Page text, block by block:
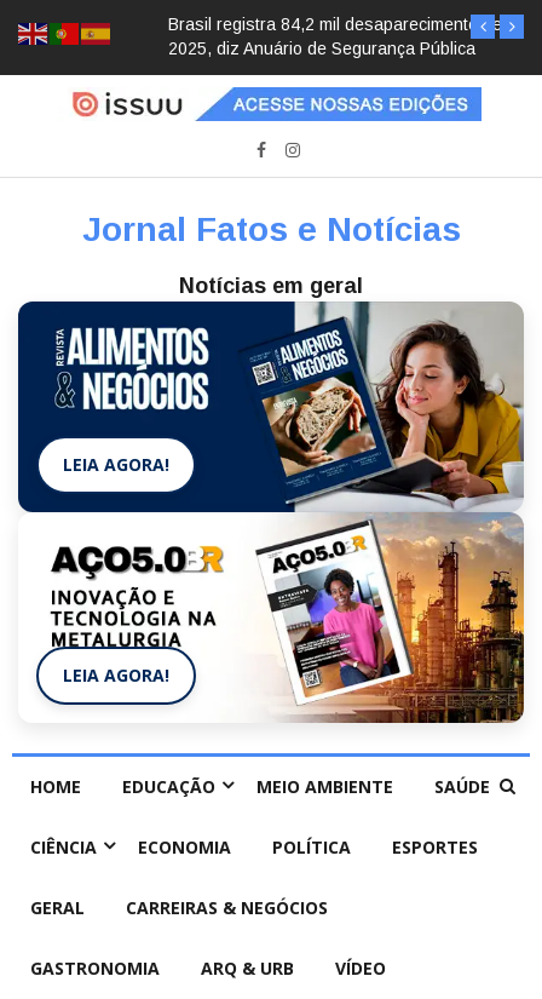
Brasil registra 84,2 mil desaparecimentos em
2025, diz Anuário de Segurança Pública
Jornal Fatos e Notícias
Notícias em geral
LEIA AGORA!
LEIA AGORA!
HOME EDUCAÇÃO MEIO AMBIENTE SAÚDE
CIÊNCIA ECONOMIA POLÍTICA ESPORTES
GERAL CARREIRAS & NEGÓCIOS
GASTRONOMIA ARQ & URB VÍDEO